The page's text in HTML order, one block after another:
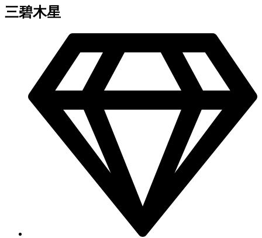
三碧木星